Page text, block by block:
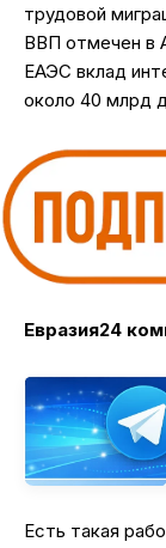
трудовой
ВВП отмечен в
ЕАЭС вклад
около 40 млрд
Евразия24
Есть такая